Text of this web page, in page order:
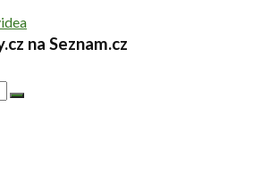
na Seznam.cz